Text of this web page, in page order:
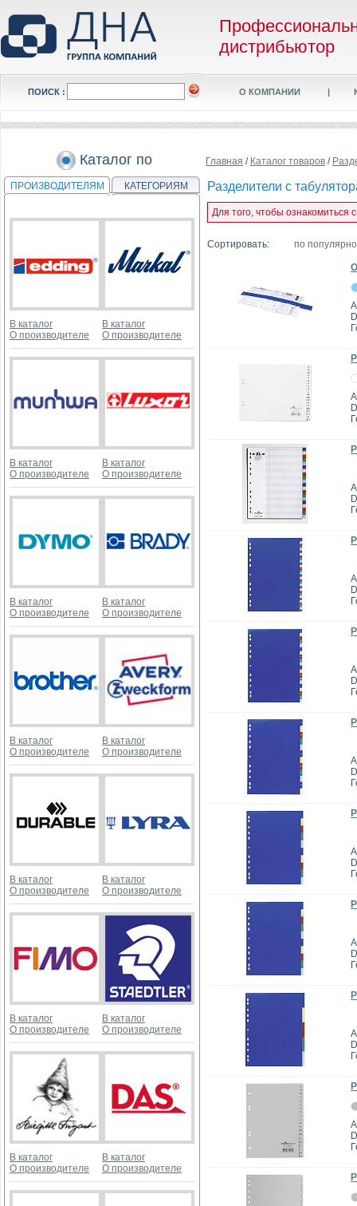
дистрибьютор
ПОИСК : О КОМПАНИИ |
Каталог по
ПРОИЗВОДИТЕЛЯМ КАТЕГОРИЯМ
В каталог
О производителе
В каталог
О производителе
В каталог
О производителе
В каталог
О производителе
В каталог
О производителе
В каталог
О производителе
В каталог
О производителе
В каталог
О производителе
В каталог
О производителе
В каталог
О производителе
В каталог
О производителе
В каталог
О производителе
В каталог
О производителе
В каталог
О производителе
Главная / Каталог товаров /
Разделители с
Для того, чтобы ознакомиться
Сортировать: по